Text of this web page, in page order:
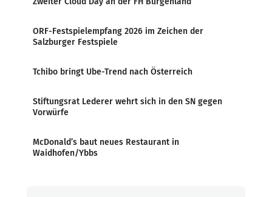
ORF-Festspielempfang 2026 im Zeichen der
Salzburger Festspiele
Tchibo bringt Ube-Trend nach Österreich
Stiftungsrat Lederer wehrt sich in den SN gegen
Vorwürfe
McDonald’s baut neues Restaurant in
Waidhofen/Ybbs